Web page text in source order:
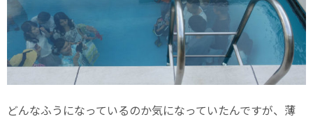
どんなふうになっているのか気になっていたんですが、薄